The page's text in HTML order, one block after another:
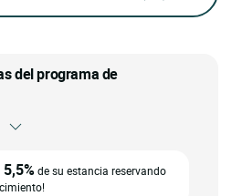
del programa de
5,5%de su estancia reservando